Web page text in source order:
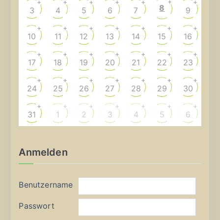
3
+
4
+
5
+
6
+
7
+
8 9
+
10
+
11
+
12
+
13
+
14
+
15
+
16
+
17
+
18
+
19
+
20
+
21
+
22
+
23
+
24
+
25
+
26
+
27
+
28
+
29
+
30
+
31
+
1
+
2
+
3
+
4
+
5
+
6
+
Anmelden
Benutzername
Passwort